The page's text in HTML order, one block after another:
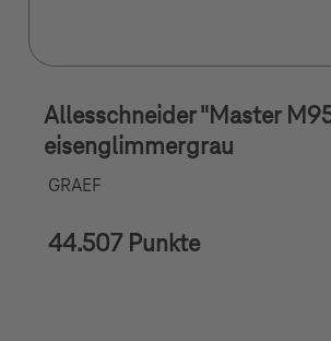
Allesschneider "Master
eisenglimmergrau
GRAEF
44.507 Punkte